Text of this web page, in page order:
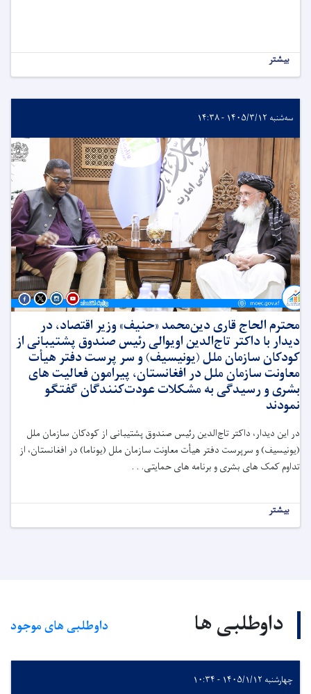
بیشتر
سه‌شنبه ۱۴۰۵/۳/۱۲ - ۱۴:۳۸
محترم الحاج قاری دین‌محمد «حنیف» وزیر اقتصاد، در
دیدار با داکتر تاج‌الدین اویوالی رئیس صندوق پشتیبانی از
کودکان سازمان ملل (یونیسیف) و سر پرست دفتر هیأت
معاونت سازمان ملل در افغانستان، پیرامون فعالیت های
بشری و رسیدگی به مشکلات عودت‌کنندگان گفتگو
نمودند
در این دیدار، داکتر تاج‌الدین رئیس صندوق پشتیبانی از کودکان سازمان ملل
(یونیسیف) و سرپرست دفتر هیأت معاونت سازمان ملل (یوناما) در افغانستان، از
تداوم کمک های بشری و برنامه های حمایتی. . .
بیشتر
داوطلبی ها داوطلبی های موجود
چهارشنبه ۱۴۰۵/۱/۱۲ - ۱۰:۳۴